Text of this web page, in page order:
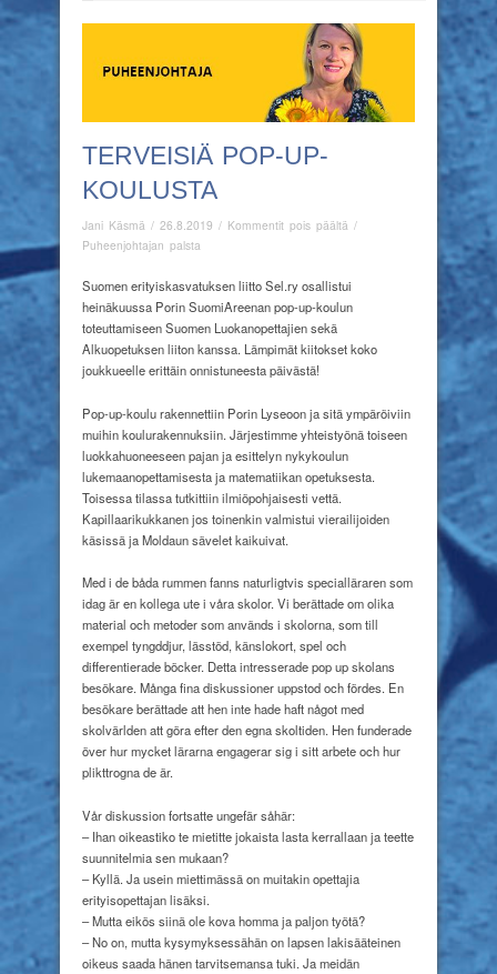
TERVEISIÄ POP-UP-
KOULUSTA
Jani Käsmä / 26.8.2019 / Kommentit pois päältä artikkelissa
up-
koulusta
/
Puheenjohtajan palsta
Suomen erityiskasvatuksen liitto Sel.ry osallistui
heinäkuussa Porin SuomiAreenan pop-up-koulun
toteuttamiseen Suomen Luokanopettajien sekä
Alkuopetuksen liiton kanssa. Lämpimät kiitokset koko
joukkueelle erittäin onnistuneesta päivästä!
Pop-up-koulu rakennettiin Porin Lyseoon ja sitä ympäröiviin
muihin koulurakennuksiin. Järjestimme yhteistyönä toiseen
luokkahuoneeseen pajan ja esittelyn nykykoulun
lukemaanopettamisesta ja matematiikan opetuksesta.
Toisessa tilassa tutkittiin ilmiöpohjaisesti vettä.
Kapillaarikukkanen jos toinenkin valmistui vierailijoiden
käsissä ja Moldaun sävelet kaikuivat.
Med i de båda rummen fanns naturligtvis specialläraren som
idag är en kollega ute i våra skolor. Vi berättade om olika
material och metoder som används i skolorna, som till
exempel tyngddjur, lässtöd, känslokort, spel och
differentierade böcker. Detta intresserade pop up skolans
besökare. Många fina diskussioner uppstod och fördes. En
besökare berättade att hen inte hade haft något med
skolvärlden att göra efter den egna skoltiden. Hen funderade
över hur mycket lärarna engagerar sig i sitt arbete och hur
plikttrogna de är.
Vår diskussion fortsatte ungefär såhär:
– Ihan oikeastiko te mietitte jokaista lasta kerrallaan ja teette
suunnitelmia sen mukaan?
– Kyllä. Ja usein miettimässä on muitakin opettajia
erityisopettajan lisäksi.
– Mutta eikös siinä ole kova homma ja paljon työtä?
– No on, mutta kysymyksessähän on lapsen lakisääteinen
oikeus saada hänen tarvitsemansa tuki. Ja meidän